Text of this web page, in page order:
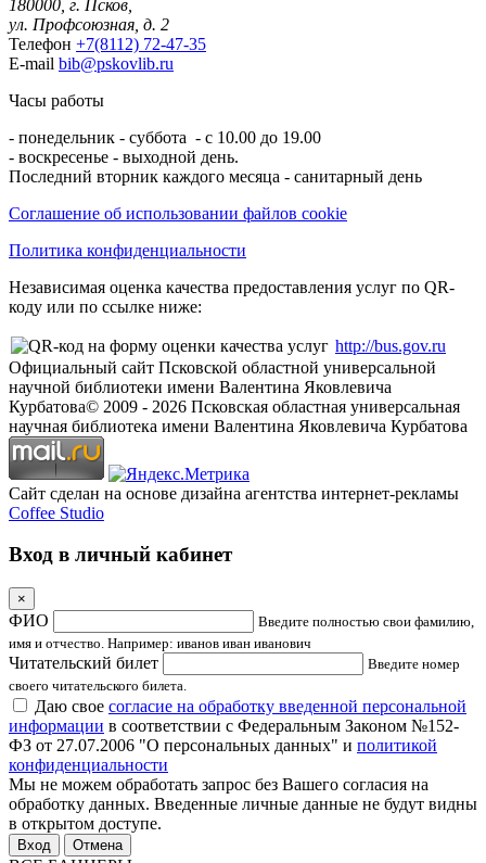
180000, г. Псков,
ул. Профсоюзная, д. 2
Телефон +7(8112) 72-47-35
E-mail bib@pskovlib.ru
Часы работы
- понедельник - суббота - с 10.00 до 19.00
- воскресенье - выходной день.
Последний вторник каждого месяца - санитарный день
Соглашение об использовании файлов cookie
Политика конфиденциальности
Независимая оценка качества предоставления услуг по QR-
коду или по ссылке ниже:
http://bus.gov.ru
Официальный сайт Псковской областной универсальной
научной библиотеки имени Валентина Яковлевича
Курбатова© 2009 - 2026 Псковская областная универсальная
научная библиотека имени Валентина Яковлевича Курбатова
Сайт сделан на основе дизайна агентства интернет-рекламы
Coffee Studio
Вход в личный кабинет
×
ФИО
Введите полностью свои фамилию,
имя и отчество. Например: иванов иван иванович
Читательский билет
Введите номер
своего читательского билета.
Даю свое согласие на обработку введенной персональной
информации в соответствии с Федеральным Законом №152-
ФЗ от 27.07.2006 "О персональных данных" и политикой
конфиденциальности
Мы не можем обработать запрос без Вашего согласия на
обработку данных. Введенные личные данные не будут видны
в открытом доступе.
Отмена